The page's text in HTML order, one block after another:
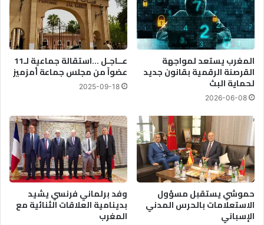
المغرب يستعد لمواجهة
القرصنة الرقمية بقانون جديد
لحماية البث
2026-06-08
عــاجـل …استقالة جماعية لـ11
عضواً من مجلس جماعة أمزميز
2025-09-18
حموشي يستقبل مسؤول
الاستعلامات بالحرس المدني
الإسباني
وفد برلماني فرنسي يشيد
بدينامية العلاقات الثنائية مع
المغرب